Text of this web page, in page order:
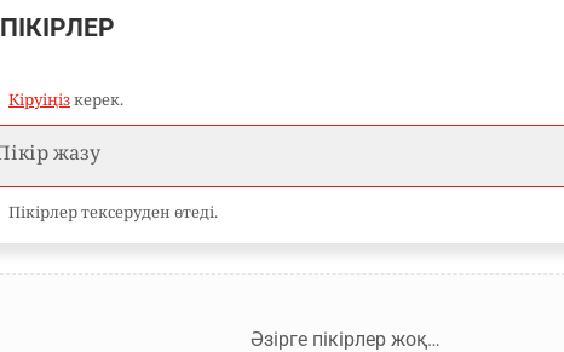
ПІКІРЛЕР
Кіруіңізкерек.
Пікірлер тексеруден өтеді.
Әзірге пікірлер жоқ…